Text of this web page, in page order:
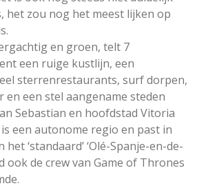
het zou nog het meest lijken op
en groen, telt 7
een ruige kustlijn, een
sterrenrestaurants, surf dorpen,
een stel aangename steden
Sebastian en hoofdstad Vitoria
een autonome regio en past in
‘standaard’ ‘Olé-Spanje-en-de-
ook de crew van Game of Thrones